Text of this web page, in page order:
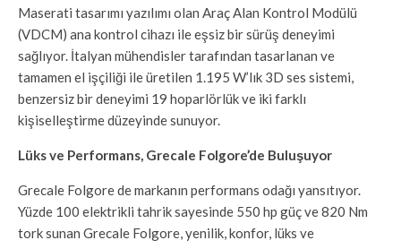
Maserati tasarımı yazılımı olan Araç Alan Kontrol Modülü
(VDCM) ana kontrol cihazı ile eşsiz bir sürüş deneyimi
sağlıyor. İtalyan mühendisler tarafından tasarlanan ve
tamamen el işçiliği ile üretilen 1.195 W’lık 3D ses sistemi,
benzersiz bir deneyimi 19 hoparlörlük ve iki farklı
kişiselleştirme düzeyinde sunuyor.
Lüks ve Performans, Grecale Folgore’de Buluşuyor
Grecale Folgore de markanın performans odağı yansıtıyor.
Yüzde 100 elektrikli tahrik sayesinde 550 hp güç ve 820 Nm
tork sunan Grecale Folgore, yenilik, konfor, lüks ve